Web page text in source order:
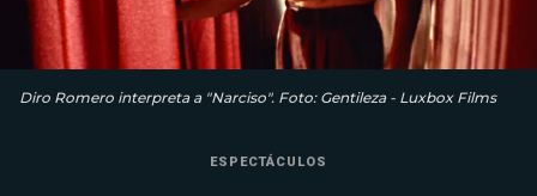
Diro Romero interpreta a "Narciso". Foto: Gentileza - Luxbox Films
ESPECTÁCULOS